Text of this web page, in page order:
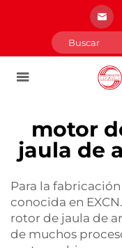
motor
jaula de
Para la
conocida en
rotor de jaula de
de muchos